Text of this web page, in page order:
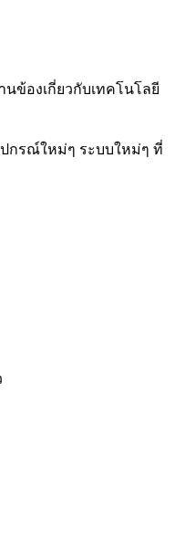
นข้องเกี่ยวกับเทคโนโลยี
ปกรณ์ใหม่ๆ ระบบใหม่ๆ ที่